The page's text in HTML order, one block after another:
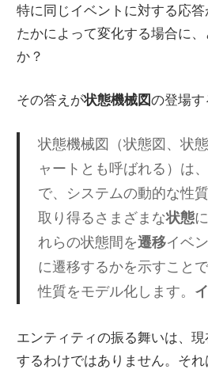
特に同じイベントに対する応
たかによって変化する場合に
か？
その答えが状態機械図の登場す
状態機械図（状態図、状
ャートとも呼ばれる）は
で、システムの動的な性
取り得るさまざまな状態
れらの状態間を遷移イベ
に遷移するかを示すこと
性質をモデル化します。
エンティティの振る舞いは、
するわけではありません。そ